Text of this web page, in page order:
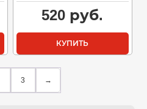
520 руб.
КУПИТЬ
3 →